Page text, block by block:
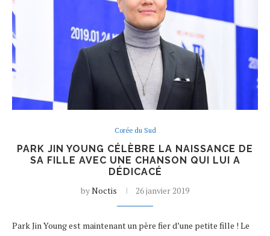
Corée du Sud
PARK JIN YOUNG CÉLÈBRE LA NAISSANCE DE
SA FILLE AVEC UNE CHANSON QUI LUI A
DÉDICACÉ
byNoctis 26 janvier 2019
Park Jin Young est maintenant un père fier d’une petite fille ! Le